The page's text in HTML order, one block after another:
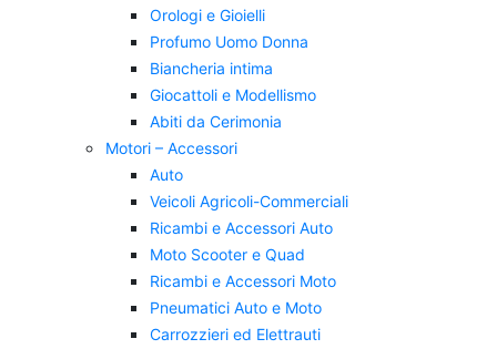
Orologi e Gioielli
Profumo Uomo Donna
Biancheria intima
Giocattoli e Modellismo
Abiti da Cerimonia
Motori – Accessori
Auto
Veicoli Agricoli-Commerciali
Ricambi e Accessori Auto
Moto Scooter e Quad
Ricambi e Accessori Moto
Pneumatici Auto e Moto
Carrozzieri ed Elettrauti